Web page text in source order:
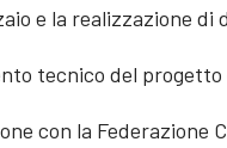
e la realizzazione
tecnico del
con la Federazione